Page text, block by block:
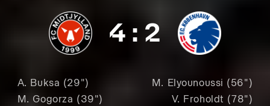
A. Buksa (29")
M. Gogorza (39")
4 : 2
M. Elyounoussi (56")
V. Froholdt (78")